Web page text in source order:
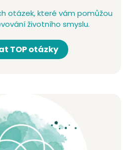
otázek, které vám pomůžou
životního smyslu.
TOP otázky